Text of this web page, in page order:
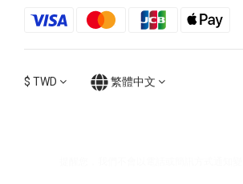
$ TWD 繁體中文